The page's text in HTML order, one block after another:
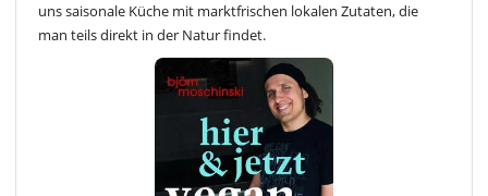
uns saisonale Küche mit marktfrischen lokalen Zutaten, die
man teils direkt in der Natur findet.